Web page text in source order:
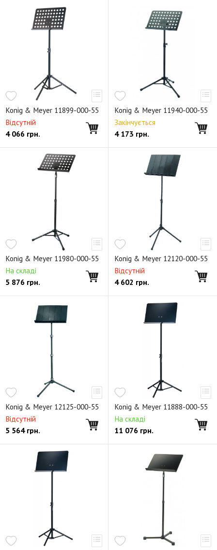
Konig & Meyer 11899-000-55
Відсутній
4 066 грн.
Konig & Meyer 11940-000-55
Закінчується
4 173 грн.
Konig & Meyer 11980-000-55
На складі
5 876 грн.
Konig & Meyer 12120-000-55
Відсутній
4 602 грн.
Konig & Meyer 12125-000-55
Відсутній
5 564грн.
Konig & Meyer 11888-000-55
На складі
11 076 грн.